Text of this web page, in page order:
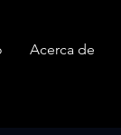
Acerca de